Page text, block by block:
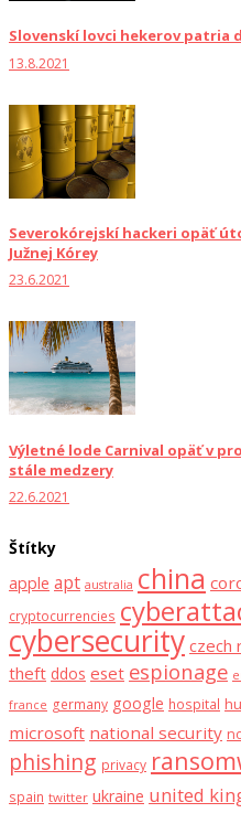
Slovenskí lovci hekerov patria
13.8.2021
Severokórejskí hackeri opäť
Južnej Kórey
23.6.2021
Výletné lode Carnival opäť v
stále medzery
22.6.2021
Štítky
apple apt australia china
cryptocurrencies
cybersecurity czech
theft ddos eset espionage
france germany google hospital
microsoft national security
phishing privacy
spain twitter ukraine united